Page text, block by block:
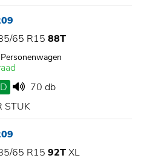
65 R15 88T
D
70 db
STUK
65 R15 92TXL